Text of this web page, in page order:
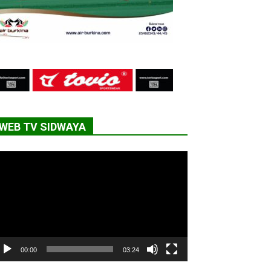
TV SIDWAYA
00:00 03:24